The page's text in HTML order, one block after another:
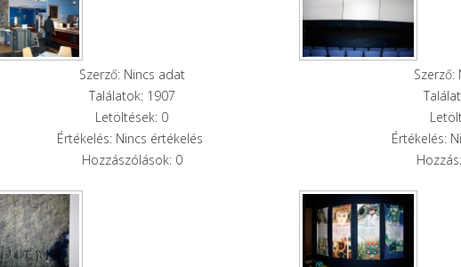
Szerző: Nincs adat
Találatok: 1907
Letöltések: 0
Értékelés: Nincs értékelés
Hozzászólások: 0
Szerző:
Értékelés: